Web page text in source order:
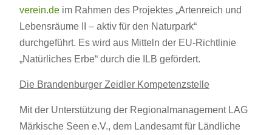
verein.deim Rahmen des Projektes „Artenreich und
Lebensräume II – aktiv für den Naturpark“
durchgeführt. Es wird aus Mitteln der EU-Richtlinie
„Natürliches Erbe“ durch die ILB gefördert.
Die Brandenburger Zeidler Kompetenzstelle
Mit der Unterstützung der Regionalmanagement LAG
Märkische Seen e.V., dem Landesamt für Ländliche